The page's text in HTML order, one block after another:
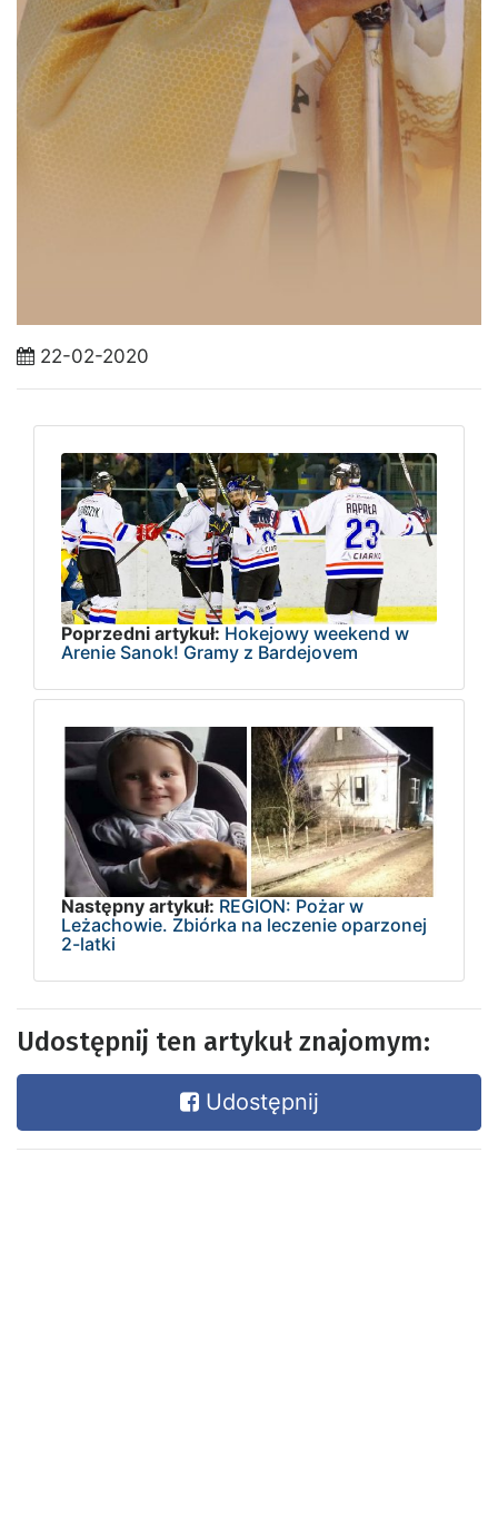
22-02-2020
Poprzedni artykuł: Hokejowy weekend w
Arenie Sanok! Gramy z Bardejovem
Następny artykuł: REGION: Pożar w
Leżachowie. Zbiórka na leczenie oparzonej
2-latki
Udostępnij ten artykuł znajomym:
Udostępnij